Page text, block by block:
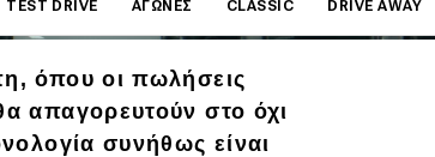
TEST DRIVE ΑΓΏΝΕΣ CLASSIC DRIVE AWAY
όπου οι πωλήσεις
απαγορευτούν στο όχι
συνήθως είναι